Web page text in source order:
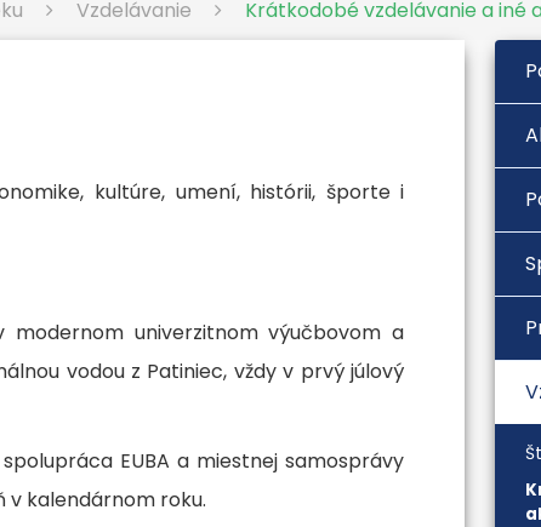
Vzdelávanie Krátkodobé vzdelávanie a iné
kultúre, umení, histórii, športe i
v modernom univerzitnom výučbovom a
vodou z Patiniec, vždy v prvý júlový
- spolupráca EUBA a miestnej samosprávy
v kalendárnom roku.